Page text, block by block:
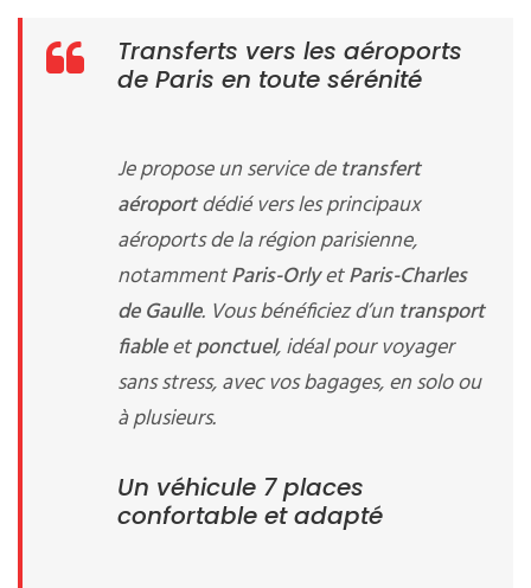
Transferts vers les aéroports
de Paris en toute sérénité
Je propose un service detransfert
aéroportdédié vers les principaux
aéroports de la région parisienne,
notammentParis-OrlyetParis-Charles
de Gaulle. Vous bénéficiez d’un transport
fiableetponctuel, idéal pour voyager
sans stress, avec vos bagages, en solo ou
à plusieurs.
Un véhicule 7 places
confortable et adapté